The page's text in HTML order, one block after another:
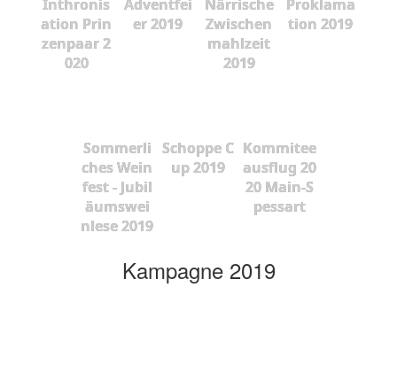
Inthronis
ation Prin
zenpaar 2
020
Adventfei
er 2019
Närrische
Zwischen
mahlzeit
2019
Proklama
tion 2019
Sommerli
ches Wein
fest - Jubil
äumswei
nlese 2019
Schoppe C
up 2019
Kommitee
ausflug 20
20 Main-S
pessart
Kampagne 2019